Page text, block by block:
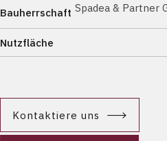
Bauherrschaft Spadea & Partner
Nutzfläche
Kontaktiere uns